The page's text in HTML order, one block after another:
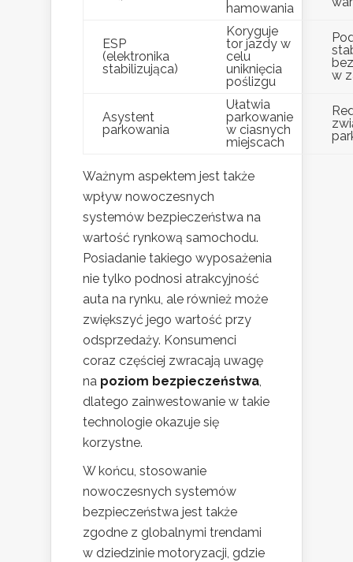
hamowania
ESP
(elektronika
stabilizująca)
Koryguje
tor jazdy w
celu
uniknięcia
poślizgu
w
Asystent
parkowania
Ułatwia
parkowanie
w ciasnych
miejscach
Ważnym aspektem jest także
wpływ nowoczesnych
systemów bezpieczeństwa na
wartość rynkową samochodu.
Posiadanie takiego wyposażenia
nie tylko podnosi atrakcyjność
auta na rynku, ale również może
zwiększyć jego wartość przy
odsprzedaży. Konsumenci
coraz częściej zwracają uwagę
na poziom bezpieczeństwa,
dlatego zainwestowanie w takie
technologie okazuje się
korzystne.
W końcu, stosowanie
nowoczesnych systemów
bezpieczeństwa jest także
zgodne z globalnymi trendami
w dziedzinie motoryzacji, gdzie